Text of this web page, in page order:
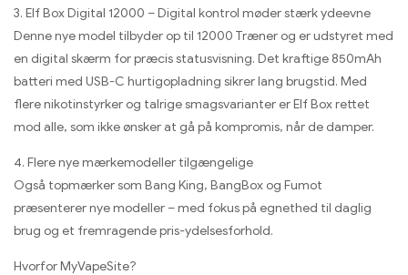
3. Elf Box Digital 12000 – Digital kontrol møder stærk ydeevne
Denne nye model tilbyder op til 12000 Træner og er udstyret med
en digital skærm for præcis statusvisning. Det kraftige 850mAh
batteri med USB-C hurtigopladning sikrer lang brugstid. Med
flere nikotinstyrker og talrige smagsvarianter er Elf Box rettet
mod alle, som ikke ønsker at gå på kompromis, når de damper.
4. Flere nye mærkemodeller tilgængelige
Også topmærker som Bang King, BangBox og Fumot
præsenterer nye modeller – med fokus på egnethed til daglig
brug og et fremragende pris-ydelsesforhold.
Hvorfor MyVapeSite?